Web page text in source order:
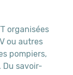
organisées
ou autres
pompiers,
Du savoir-